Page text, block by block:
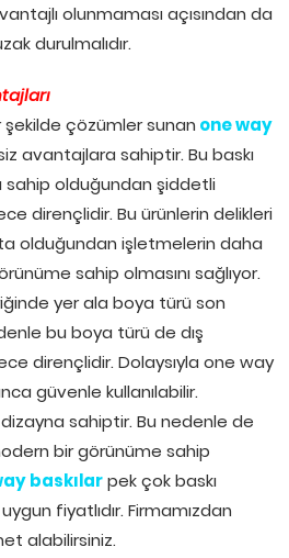
olunmaması açısından da
durulmalıdır.
şekilde çözümler sunan one way
avantajlara sahiptir. Bu baskı
sahip olduğundan şiddetli
dirençlidir. Bu ürünlerin delikleri
olduğundan işletmelerin daha
sahip olmasını sağlıyor.
yer ala boya türü son
bu boya türü de dış
dirençlidir. Dolaysıyla one way
güvenle kullanılabilir.
sahiptir. Bu nedenle de
bir görünüme sahip
baskılarpek çok baskı
fiyatlıdır. Firmamızdan
alabilirsiniz.